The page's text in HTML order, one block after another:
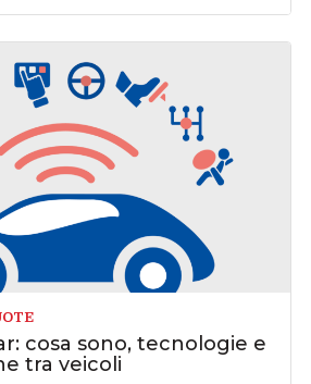
cosa sono, tecnologie e
tra veicoli